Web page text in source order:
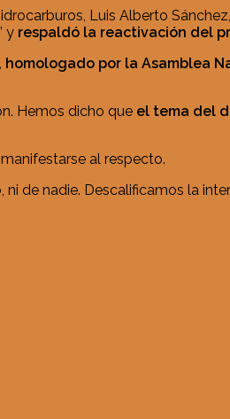
Luis Alberto
y respaldó la reactivación del
homologado por la Asamblea
Hemos dicho que el tema del
al respecto.
ni de nadie. Descalificamos la